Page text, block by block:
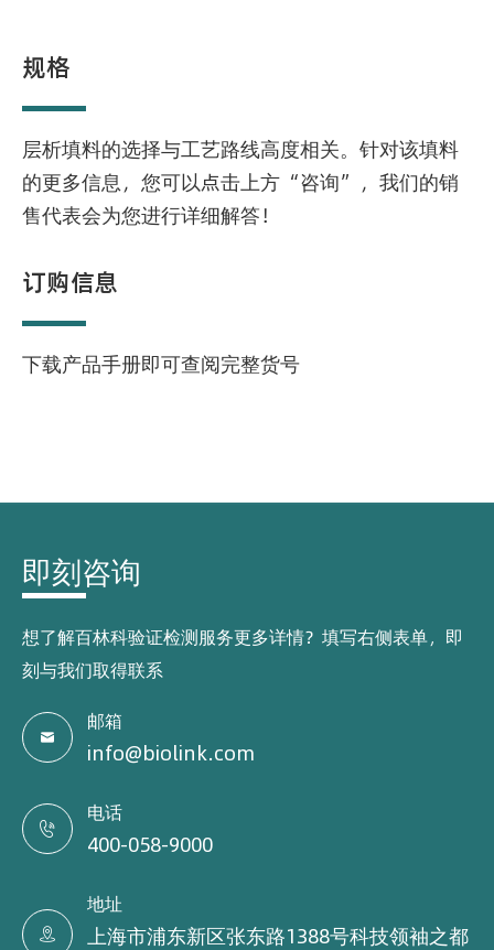
规格
层析填料的选择与工艺路线高度相关。针对该填料
的更多信息，您可以点击上方“咨询”，我们的销
售代表会为您进行详细解答！
订购信息
下载产品手册即可查阅完整货号
即刻咨询
想了解百林科验证检测服务更多详情？填写右侧表单，即
刻与我们取得联系

邮箱
info@biolink.com

电话
400-058-9000

地址
上海市浦东新区张东路1388号科技领袖之都